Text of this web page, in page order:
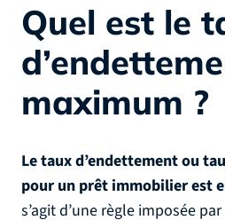
Quel est le
maximum ?
Le taux d’endettement ou
pour un prêt immobilier est
s’agit d’une règle imposée